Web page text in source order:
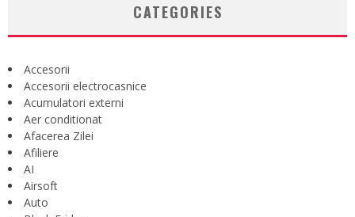
CATEGORIES
Accesorii
Accesorii electrocasnice
Acumulatori externi
Aer conditionat
Afacerea Zilei
Afiliere
AI
Airsoft
Auto